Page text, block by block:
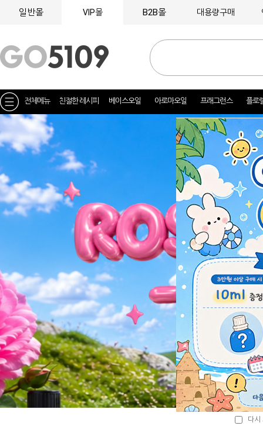
일반몰 VIP몰 B2B몰 대용량구매
전체메뉴 친절한 레시피 베이스오일 아로마오일 프래그런스 플로
다시
다시